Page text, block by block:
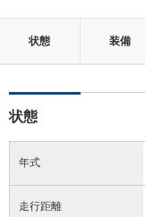
状態 装備
状態
年式
走行距離